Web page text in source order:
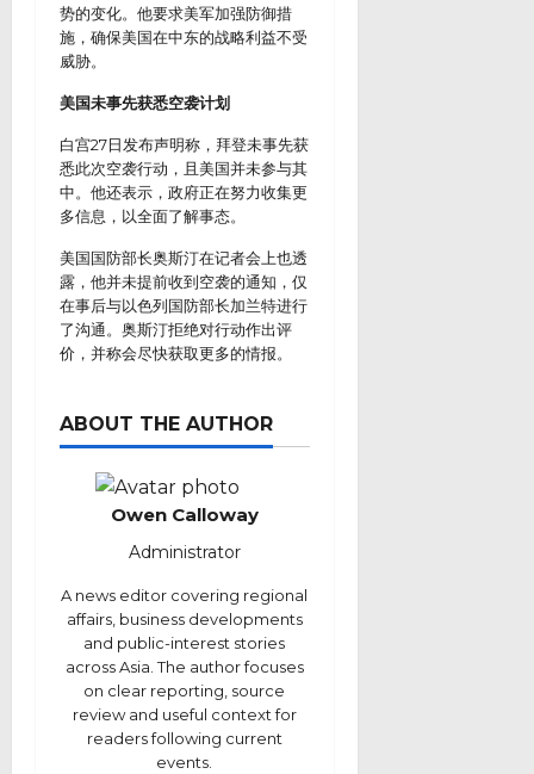
势的变化。他要求美军加强防御措
施，确保美国在中东的战略利益不受
威胁。
美国未事先获悉空袭计划
白宫27日发布声明称，拜登未事先获
悉此次空袭行动，且美国并未参与其
中。他还表示，政府正在努力收集更
多信息，以全面了解事态。
美国国防部长奥斯汀在记者会上也透
露，他并未提前收到空袭的通知，仅
在事后与以色列国防部长加兰特进行
了沟通。奥斯汀拒绝对行动作出评
价，并称会尽快获取更多的情报。
ABOUT THE AUTHOR
Owen Calloway
Administrator
A news editor covering regional
affairs, business developments
and public-interest stories
across Asia. The author focuses
on clear reporting, source
review and useful context for
readers following current
events.